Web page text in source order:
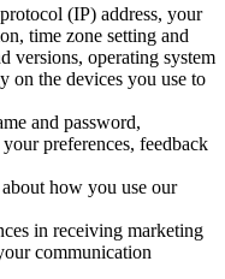
(IP) address, your
time zone setting and
versions, operating system
on the devices you use to
and password,
preferences, feedback
how you use our
in receiving marketing
communication